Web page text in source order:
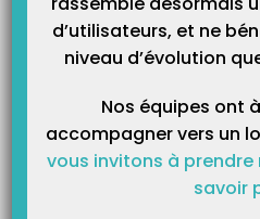
Catégories
Catégories
d’utilisateurs, et ne
niveau d’évolution
Nos équipes ont
accompagner vers un
vous invitons à
savoir